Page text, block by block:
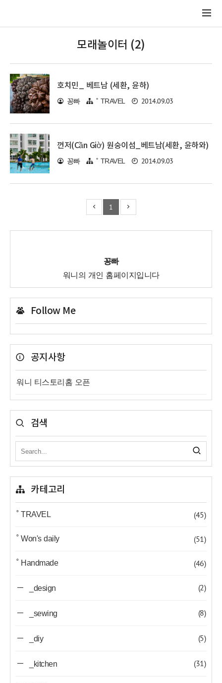
모래놀이터 (2)
호치민_ 베트남 (세환, 윤하)
꽁빠 ˚ TRAVEL 2014.09.03
껀저(Cần Giờ) 원숭이섬_베트남(세환, 윤하와)
꽁빠 ˚ TRAVEL 2014.09.03
1
꽁빠
워니의 개인 홈페이지입니다
Follow Me
공지사항
워니 티스토리홈 오픈
검색
카테고리
˚ TRAVEL (45)
˚ Won's daily (51)
˚ Handmade (46)
_design (2)
_sewing (8)
_diy (5)
_kitchen (31)